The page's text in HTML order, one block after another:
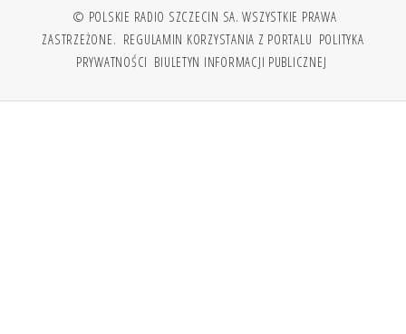
© POLSKIE RADIO SZCZECIN SA. WSZYSTKIE PRAWA
ZASTRZEŻONE. REGULAMIN KORZYSTANIA Z PORTALU POLITYKA
PRYWATNOŚCI BIULETYN INFORMACJI PUBLICZNEJ